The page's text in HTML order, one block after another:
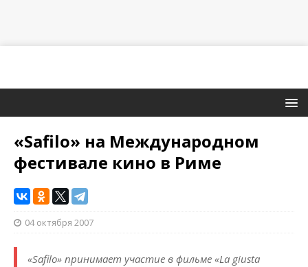
«Safilo» на Международном
фестивале кино в Риме
04 октября 2007
«Safilo» принимает участие в фильме «La giusta